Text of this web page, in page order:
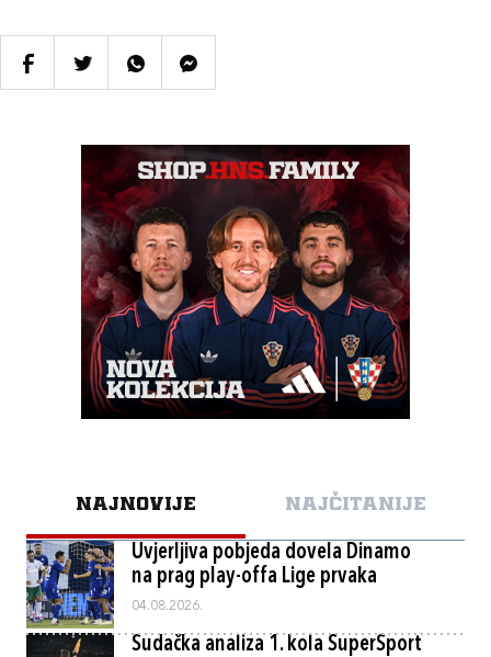
NAJNOVIJE NAJČITANIJE
Uvjerljiva pobjeda dovela Dinamo
na prag play-offa Lige prvaka
04.08.2026.
Sudačka analiza 1. kola SuperSport